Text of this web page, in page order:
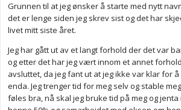
Grunnen til at jeg ønsker å starte med nytt
det er lenge siden jeg skrev sist og det har
livet mitt siste året.
Jeg har gått ut av et langt forhold der det var
og etter det har jeg vært innom et annet
avsluttet, da jeg fant ut at jeg ikke var klar for
enda. Jeg trenger tid for meg selv og stable
føles bra, nå skal jeg bruke tid på meg og